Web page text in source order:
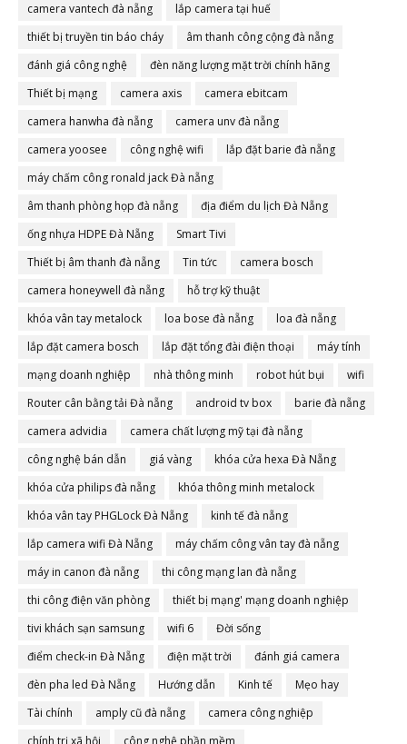
camera vantech đà nẵng
lắp camera tại huế
thiết bị truyền tin báo cháy
âm thanh công cộng đà nẵng
đánh giá công nghệ
đèn năng lượng mặt trời chính hãng
Thiết bị mạng
camera axis
camera ebitcam
camera hanwha đà nẵng
camera unv đà nẵng
camera yoosee
công nghệ wifi
lắp đặt barie đà nẵng
máy chấm công ronald jack Đà nẵng
âm thanh phòng họp đà nẵng
địa điểm du lịch Đà Nẵng
ống nhựa HDPE Đà Nẵng
Smart Tivi
Thiết bị âm thanh đà nẵng
Tin tức
camera bosch
camera honeywell đà nẵng
hỗ trợ kỹ thuật
khóa vân tay metalock
loa bose đà nẵng
loa đà nẵng
lắp đặt camera bosch
lắp đặt tổng đài điện thoại
máy tính
mạng doanh nghiệp
nhà thông minh robot hút bụi
wifi
Router cân bằng tải Đà nẵng
android tv box
barie đà nẵng
camera advidia
camera chất lượng mỹ tại đà nẵng
công nghệ bán dẫn
giá vàng
khóa cửa hexa Đà Nẵng
khóa cửa philips đà nẵng
khóa thông minh metalock
khóa vân tay PHGLock Đà Nẵng
kinh tế đà nẵng
lắp camera wifi Đà Nẵng
máy chấm công vân tay đà nẵng
máy in canon đà nẵng
thi công mạng lan đà nẵng
thi công điện văn phòng
thiết bị mạng' mạng doanh nghiệp
tivi khách sạn samsung
wifi 6
Đời sống
điểm check-in Đà Nẵng
điện mặt trời
đánh giá camera
đèn pha led Đà Nẵng
Hướng dẫn Kinh tế
Mẹo hay
Tài chính
amply cũ đà nẵng
camera công nghiệp
chính trị xã hội
công nghệ phần mềm